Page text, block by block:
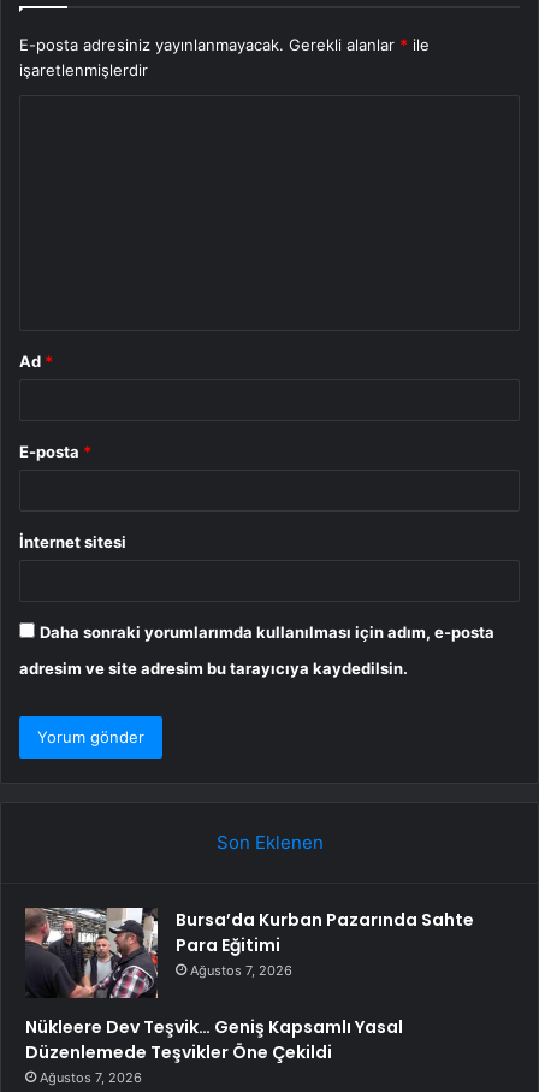
E-posta adresiniz yayınlanmayacak. Gerekli alanlar * ile
işaretlenmişlerdir
Ad *
E-posta *
İnternet sitesi
Daha sonraki yorumlarımda kullanılması için adım, e-posta
adresim ve site adresim bu tarayıcıya kaydedilsin.
Son Eklenen
Bursa’da Kurban Pazarında Sahte
Para Eğitimi
Ağustos 7, 2026
Nükleere Dev Teşvik… Geniş Kapsamlı Yasal
Düzenlemede Teşvikler Öne Çekildi
Ağustos 7, 2026